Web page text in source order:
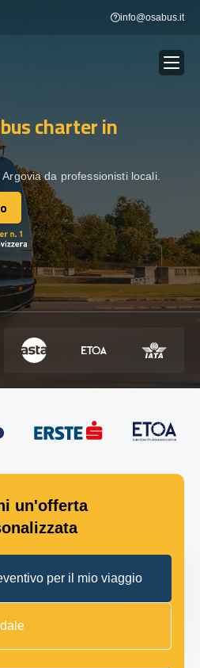
info@osabus.it
Show dropdown
charterin
da professionisti locali.
un'offerta
per il mio viaggio